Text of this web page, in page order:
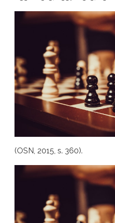
(OSN, 2015, s. 360).